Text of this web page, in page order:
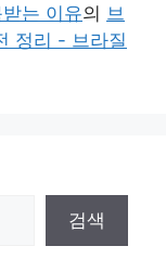
는 이유의 브
정리 - 브라질
검색